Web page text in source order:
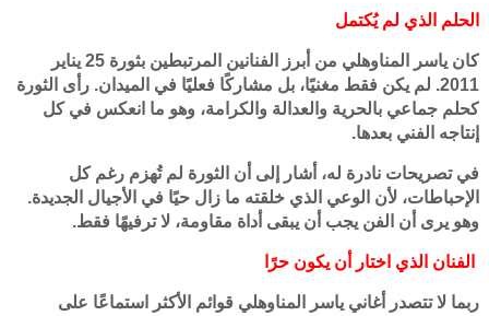
الحلم الذي لم يُكتمل
كان ياسر المناوهلي من أبرز الفنانين المرتبطين بثورة 25 يناير
2011. لم يكن فقط مغنيًا، بل مشاركًا فعليًا في الميدان. رأى الثورة
كحلم جماعي بالحرية والعدالة والكرامة، وهو ما انعكس في كل
إنتاجه الفني بعدها.
في تصريحات نادرة له، أشار إلى أن الثورة لم تُهزم رغم كل
الإحباطات، لأن الوعي الذي خلقته ما زال حيًا في الأجيال الجديدة.
وهو يرى أن الفن يجب أن يبقى أداة مقاومة، لا ترفيهًا فقط.
الفنان الذي اختار أن يكون حرًا
ربما لا تتصدر أغاني ياسر المناوهلي قوائم الأكثر استماعًا على